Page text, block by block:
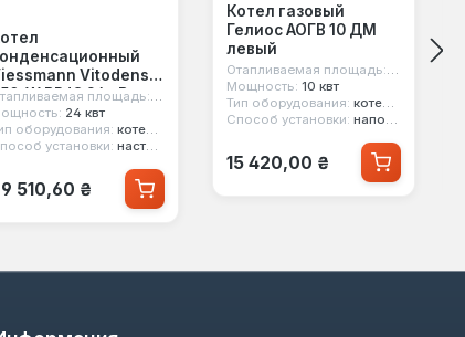
Vitodens
W BPJC 24 кВт
Отапливаемая площадь:240 м²
24 квт
оборудования: котел конденсационный
установки: настенный
цена:
510,60 ₴
Котел газовый
Гелиос АОГВ 10 ДМ
левый
Отапливаемая площадь:100 м²
Мощность: 10 квт
Тип оборудования: котел газовый
Способ установки: напольный
Обычная цена:
15 420,00 ₴